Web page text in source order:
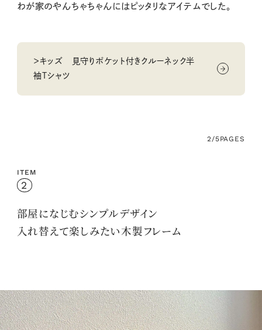
わが家のやんちゃちゃんにはピッタリなアイテムでした。
＞キッズ 見守りポケット付きクルーネック半
袖Ｔシャツ
2/5PAGES
ITEM
2
部屋になじむシンプルデザイン
入れ替えて楽しみたい木製フレーム